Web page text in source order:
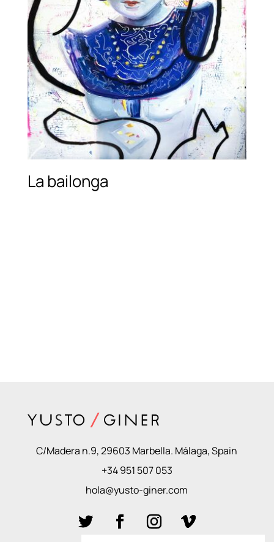
La bailonga
C/Madera n.9, 29603 Marbella. Málaga, Spain
+34 951 507 053
hola@yusto-giner.com